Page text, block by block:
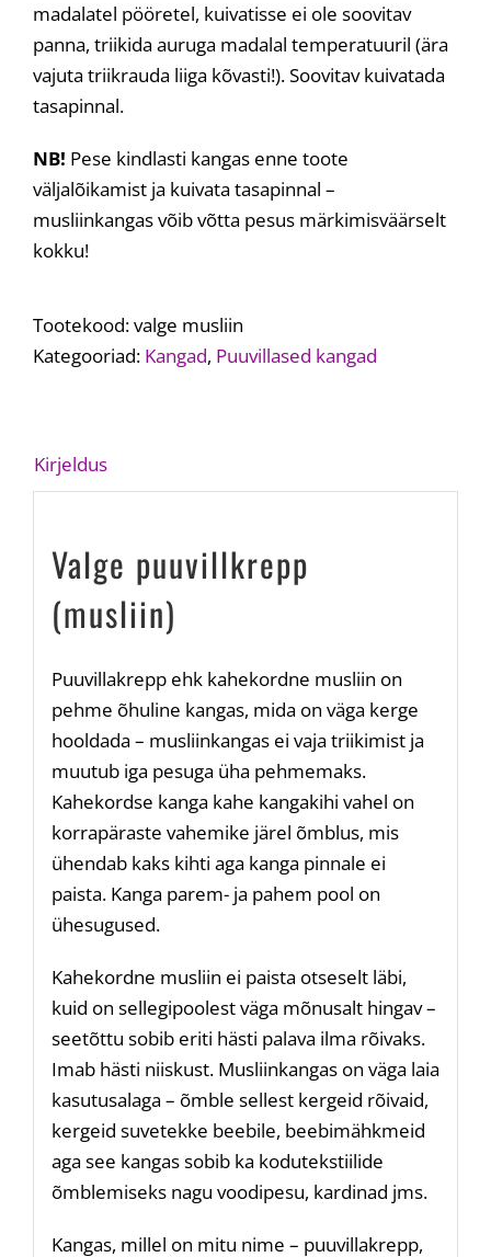
madalatel pööretel, kuivatisse ei ole soovitav
panna, triikida auruga madalal temperatuuril (ära
vajuta triikrauda liiga kõvasti!). Soovitav kuivatada
tasapinnal.
NB! Pese kindlasti kangas enne toote
väljalõikamist ja kuivata tasapinnal –
musliinkangas võib võtta pesus märkimisväärselt
kokku!
Tootekood:valge musliin
Kategooriad: Kangad, Puuvillased kangad
Kirjeldus
Valge puuvillkrepp
(musliin)
Puuvillakrepp ehk kahekordne musliin on
pehme õhuline kangas, mida on väga kerge
hooldada – musliinkangas ei vaja triikimist ja
muutub iga pesuga üha pehmemaks.
Kahekordse kanga kahe kangakihi vahel on
korrapäraste vahemike järel õmblus, mis
ühendab kaks kihti aga kanga pinnale ei
paista. Kanga parem- ja pahem pool on
ühesugused.
Kahekordne musliin ei paista otseselt läbi,
kuid on sellegipoolest väga mõnusalt hingav –
seetõttu sobib eriti hästi palava ilma rõivaks.
Imab hästi niiskust. Musliinkangas on väga laia
kasutusalaga – õmble sellest kergeid rõivaid,
kergeid suvetekke beebile, beebimähkmeid
aga see kangas sobib ka kodutekstiilide
õmblemiseks nagu voodipesu, kardinad jms.
Kangas, millel on mitu nime – puuvillakrepp,